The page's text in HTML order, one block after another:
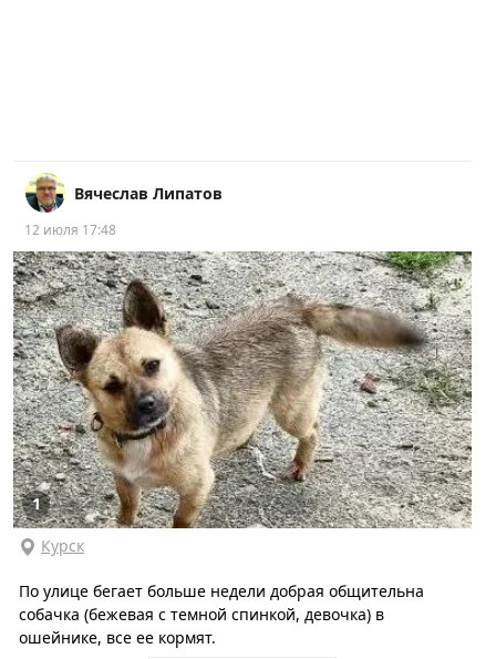
Вячеслав Липатов
12 июля 17:48
1
Курск
По улице бегает больше недели добрая общительна
собачка (бежевая с темной спинкой, девочка) в
ошейнике, все ее кормят.